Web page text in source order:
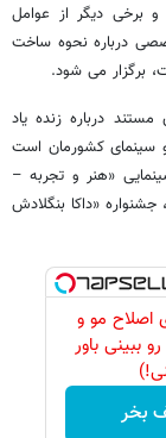
و برخی دیگر از عوامل
درباره نحوه ساخت
برگزار می شود.
درباره زنده یاد
و سینمای کشورمان است
«هنر و تجربه –
، جشنواره «دیوراما کشورهند – سال 2021»، جشنواره «داکا بنگلادش
اصلاح مو و
ببینی باور
بخر